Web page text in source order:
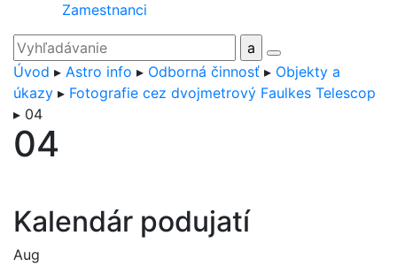
Zamestnanci
Úvod ▸ Astro info ▸ Odborná činnosť ▸ Objekty a
úkazy ▸ Fotografie cez dvojmetrový Faulkes Telescop
▸ 04
04
Kalendár podujatí
Aug